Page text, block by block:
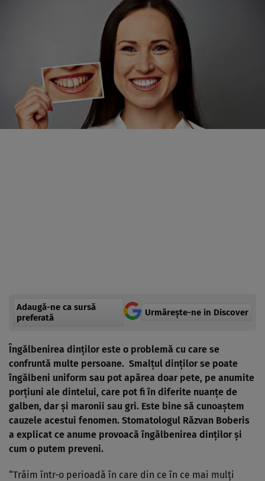
Adaugă-ne ca sursă
preferată
Urmărește-ne in Discover
Îngălbenirea dinţilor este o problemă cu care se
confruntă multe persoane. Smalţul dinţilor se poate
îngălbeni uniform sau pot apărea doar pete, pe anumite
porţiuni ale dintelui, care pot fi în diferite nuanţe de
galben, dar şi maronii sau gri. Este bine să cunoaştem
cauzele acestui fenomen. Stomatologul Răzvan Boberis
a explicat ce anume provoacă îngălbenirea dinţilor şi
cum o putem preveni.
“Trăim într-o perioadă în care din ce în ce mai mulţi